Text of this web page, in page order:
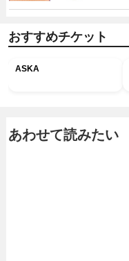
おすすめチケット
ASKA
あわせて読みたい